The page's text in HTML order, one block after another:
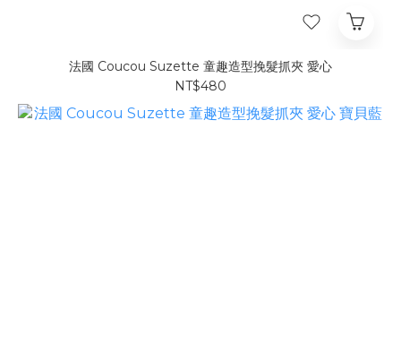
法國 Coucou Suzette 童趣造型挽髮抓夾 愛心
NT$480